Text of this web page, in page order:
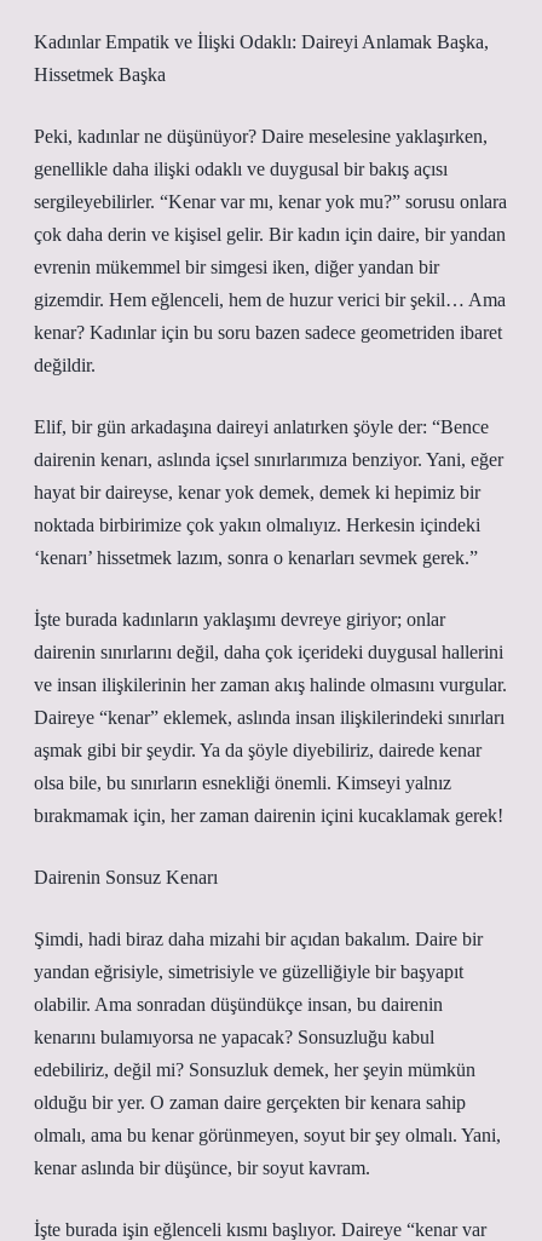
Kadınlar Empatik ve İlişki Odaklı: Daireyi Anlamak Başka,
Hissetmek Başka
Peki, kadınlar ne düşünüyor? Daire meselesine yaklaşırken,
genellikle daha ilişki odaklı ve duygusal bir bakış açısı
sergileyebilirler. “Kenar var mı, kenar yok mu?” sorusu onlara
çok daha derin ve kişisel gelir. Bir kadın için daire, bir yandan
evrenin mükemmel bir simgesi iken, diğer yandan bir
gizemdir. Hem eğlenceli, hem de huzur verici bir şekil… Ama
kenar? Kadınlar için bu soru bazen sadece geometriden ibaret
değildir.
Elif, bir gün arkadaşına daireyi anlatırken şöyle der: “Bence
dairenin kenarı, aslında içsel sınırlarımıza benziyor. Yani, eğer
hayat bir daireyse, kenar yok demek, demek ki hepimiz bir
noktada birbirimize çok yakın olmalıyız. Herkesin içindeki
‘kenarı’ hissetmek lazım, sonra o kenarları sevmek gerek.”
İşte burada kadınların yaklaşımı devreye giriyor; onlar
dairenin sınırlarını değil, daha çok içerideki duygusal hallerini
ve insan ilişkilerinin her zaman akış halinde olmasını vurgular.
Daireye “kenar” eklemek, aslında insan ilişkilerindeki sınırları
aşmak gibi bir şeydir. Ya da şöyle diyebiliriz, dairede kenar
olsa bile, bu sınırların esnekliği önemli. Kimseyi yalnız
bırakmamak için, her zaman dairenin içini kucaklamak gerek!
Dairenin Sonsuz Kenarı
Şimdi, hadi biraz daha mizahi bir açıdan bakalım. Daire bir
yandan eğrisiyle, simetrisiyle ve güzelliğiyle bir başyapıt
olabilir. Ama sonradan düşündükçe insan, bu dairenin
kenarını bulamıyorsa ne yapacak? Sonsuzluğu kabul
edebiliriz, değil mi? Sonsuzluk demek, her şeyin mümkün
olduğu bir yer. O zaman daire gerçekten bir kenara sahip
olmalı, ama bu kenar görünmeyen, soyut bir şey olmalı. Yani,
kenar aslında bir düşünce, bir soyut kavram.
İşte burada işin eğlenceli kısmı başlıyor. Daireye “kenar var